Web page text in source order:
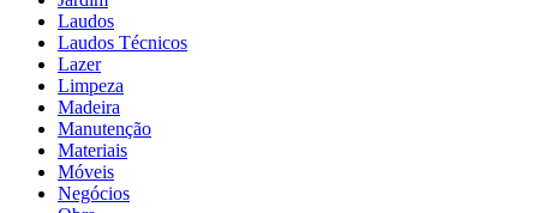
Laudos
Laudos Técnicos
Lazer
Limpeza
Madeira
Manutenção
Materiais
Móveis
Negócios